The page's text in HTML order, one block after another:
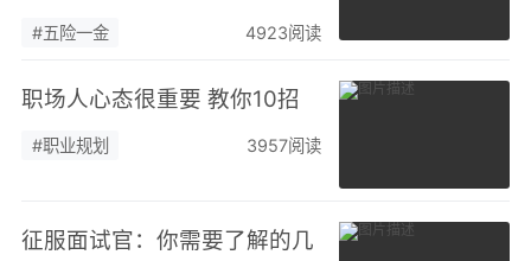
#五险一金 4923阅读
职场人心态很重要 教你10招
#职业规划 3957阅读
征服面试官：你需要了解的几